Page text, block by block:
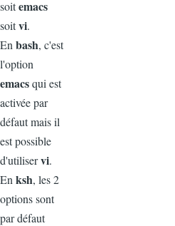
soitemacs
soitvi.
En bash, c'est
l'option
emacsqui est
activée par
défaut mais il
est possible
d'utiliservi.
En ksh, les 2
options sont
par défaut